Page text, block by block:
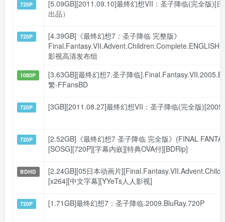
720P
[5.09GB][2011.09.10]最终幻想VII：圣子降临(完全版)[
出品）
720P
[4.39GB]《最终幻想7：圣子降临 完整版》
影视高清发布组
1080P
[3.63GB][最终幻想7.圣子降临
繁-FFansBD
720P [3GB][2011.08.27]最终幻想VII：圣子降临(完全版
720P
[2.52GB]《最终幻想7 圣子降临 完全版》(FINAL
[SOSG][720P][字幕内嵌][特典OVA付][BDRip]
BDHD
[2.24GB][05日本动画片
[x264][中文字幕][YYeTs人人影视]
720P [1.71GB]最终幻想7：圣子降临.2009.BluRay.720P